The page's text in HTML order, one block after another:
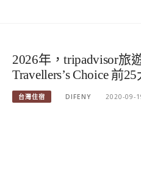
2026年，tripadvisor旅
Travellers’s Choice 前
台灣住宿 DIFENY 2020-09-